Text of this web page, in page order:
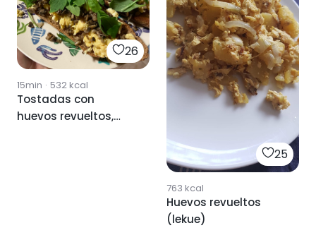
26
15min · 532kcal
Tostadas con
huevos revueltos,
25
763 kcal
Huevos revueltos
(lekue)